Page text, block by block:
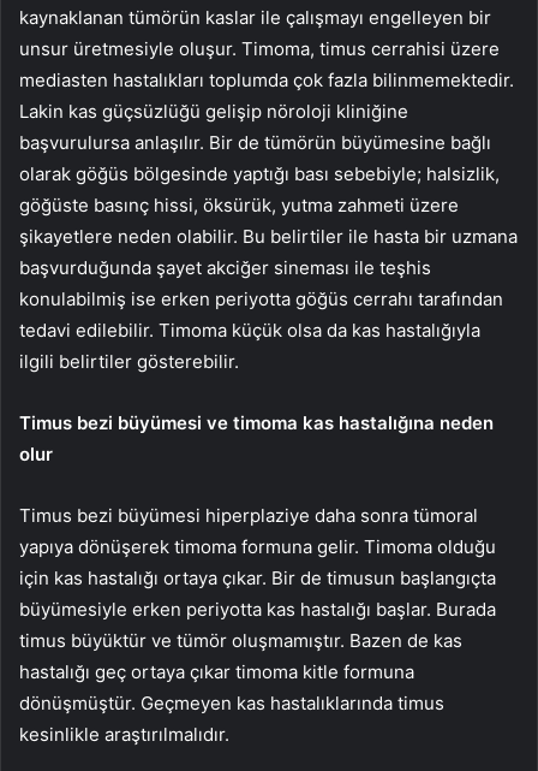
kaynaklanan tümörün kaslar ile çalışmayı engelleyen bir
unsur üretmesiyle oluşur. Timoma, timus cerrahisi üzere
mediasten hastalıkları toplumda çok fazla bilinmemektedir.
Lakin kas güçsüzlüğü gelişip nöroloji kliniğine
başvurulursa anlaşılır. Bir de tümörün büyümesine bağlı
olarak göğüs bölgesinde yaptığı bası sebebiyle; halsizlik,
göğüste basınç hissi, öksürük, yutma zahmeti üzere
şikayetlere neden olabilir. Bu belirtiler ile hasta bir uzmana
başvurduğunda şayet akciğer sineması ile teşhis
konulabilmiş ise erken periyotta göğüs cerrahı tarafından
tedavi edilebilir. Timoma küçük olsa da kas hastalığıyla
ilgili belirtiler gösterebilir.
Timus bezi büyümesi ve timoma kas hastalığına neden
olur
Timus bezi büyümesi hiperplaziye daha sonra tümoral
yapıya dönüşerek timoma formuna gelir. Timoma olduğu
için kas hastalığı ortaya çıkar. Bir de timusun başlangıçta
büyümesiyle erken periyotta kas hastalığı başlar. Burada
timus büyüktür ve tümör oluşmamıştır. Bazen de kas
hastalığı geç ortaya çıkar timoma kitle formuna
dönüşmüştür. Geçmeyen kas hastalıklarında timus
kesinlikle araştırılmalıdır.